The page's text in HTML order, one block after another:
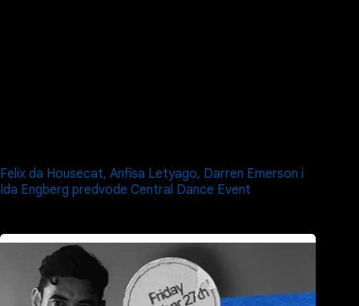
Felix da Housecat, Anfisa Letyago, Darren Emerson i
Ida Engberg predvode Central Dance Event